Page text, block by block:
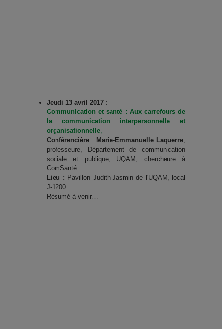
Jeudi 13 avril 2017 :
Communication et santé : Aux carrefours de
la communication interpersonnelle et
organisationnelle,
Conférencière : Marie-Emmanuelle Laquerre,
professeure, Département de communication
sociale et publique, UQAM, chercheure à
ComSanté.
Lieu : Pavillon Judith-Jasmin de l'UQAM, local
J-1200.
Résumé à venir…